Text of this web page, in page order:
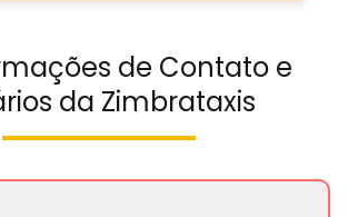
de Contato e
da Zimbrataxis